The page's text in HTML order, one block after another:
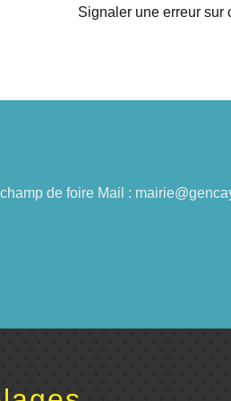
Signaler une erreur sur
de foire Mail :